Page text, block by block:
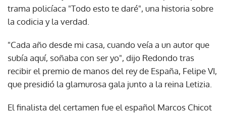
trama policíaca "Todo esto te daré", una historia sobre
la codicia y la verdad.
"Cada año desde mi casa, cuando veía a un autor que
subía aquí, soñaba con ser yo", dijo Redondo tras
recibir el premio de manos del rey de España, Felipe VI,
que presidió la glamurosa gala junto a la reina Letizia.
El finalista del certamen fue el español Marcos Chicot